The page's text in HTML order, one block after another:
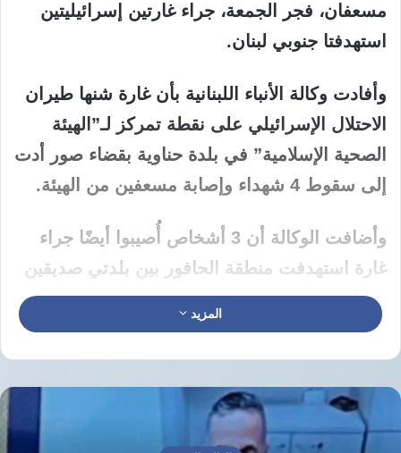
مسعفان، فجر الجمعة، جراء غارتين إسرائيليتين
استهدفتا جنوبي لبنان.
وأفادت وكالة الأنباء اللبنانية بأن غارة شنها طيران
الاحتلال الإسرائيلي على نقطة تمركز لـ”الهيئة
الصحية الإسلامية” في بلدة حناوية بقضاء صور أدت
إلى سقوط 4 شهداء وإصابة مسعفين من الهيئة.
وأضافت الوكالة أن 3 أشخاص أُصيبوا أيضًا جراء
غارة استهدفت منطقة الحافور بين بلدتي صديقين
وقانا.
النار الهش المعلن منذ 17 أبريل، والممدد حتى
مطلع يوليو المقبل.
المزيد